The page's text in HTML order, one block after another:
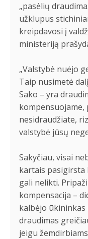
„pasėlių
užklupus
kreipdavosi į
ministeriją
„Valstybė nuėjo
Taip nusimetė
Sako – yra
kompensuojame,
nesidraudžiate,
valstybė jūsų
Sakyčiau, visai
kartais pasigirsta
gali nelikti.
kompensacija –
kalbėjo
draudimas
jeigu